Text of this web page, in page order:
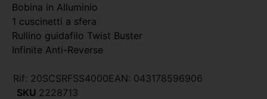
Bobina in Alluminio
1 cuscinetti a sfera
Rullino guidafilo Twist Buster
Infinite Anti-Reverse
Rif: 20SCSRFSS4000EAN: 043178596906
SKU 2228713